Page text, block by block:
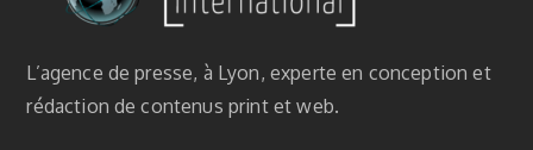
L’agence de presse, à Lyon, experte en conception et
rédaction de contenus print et web.